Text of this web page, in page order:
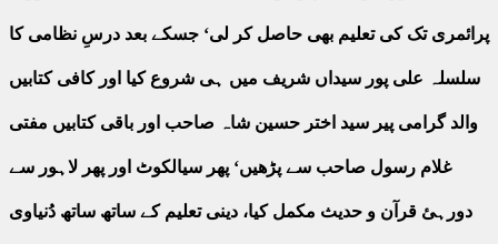
پرائمری تک کی تعلیم بھی حاصل کر لی‘ جسکے بعد درسِ نظامی کا
سلسلہ علی پور سیداں شریف میں ہی شروع کیا اور کافی کتابیں
والد گرامی پیر سید اختر حسین شاہ صاحب اور باقی کتابیں مفتی
غلام رسول صاحب سے پڑھیں‘ پھر سیالکوٹ اور پھر لاہور سے
دورہئ قرآن و حدیث مکمل کیا، دینی تعلیم کے ساتھ ساتھ دُنیاوی